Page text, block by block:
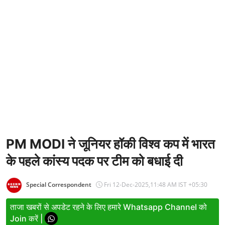
Relationship
Education
Defence & Security
Environment
PM MODI ने जूनियर हॉकी विश्व कप में भारत
के पहले कांस्य पदक पर टीम को बधाई दी
Special Correspondent Fri 12-Dec-2025,11:48 AM IST +05:30
ताजा खबरों से अपडेट रहने के लिए हमारे Whatsapp Channel को
Join करें |